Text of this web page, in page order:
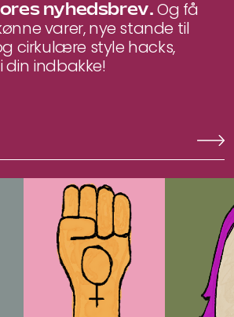
nyhedsbrev.Og få
varer, nye stande til
cirkulære style hacks,
din indbakke!